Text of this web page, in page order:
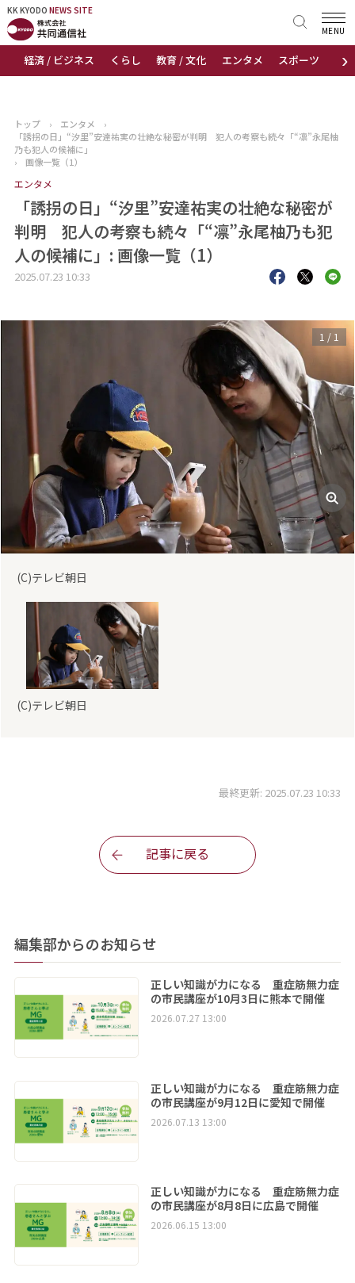
KK KYODO NEWS SITE
›
経済 / ビジネス くらし 教育 / 文化 エンタメ スポーツ 地域
MENU
KK KYODONEWS SITE
トップページ
ニュース
おすすめコンテンツ
出版物
会社概要
トップ › エンタメ
›
「誘拐の日」“汐里”安達祐実の壮絶な秘密が判明 犯人の考察も続々「“凛”永尾柚
乃も犯人の候補に」
›
画像一覧（1）
エンタメ
「誘拐の日」“汐里”安達祐実の壮絶な秘密が
判明 犯人の考察も続々「“凛”永尾柚乃も犯
人の候補に」: 画像一覧（1）
2025.07.23 10:33
(C)テレビ朝日
1 / 1
(C)テレビ朝日
最終更新: 2025.07.23 10:33
記事に戻る
編集部からのお知らせ
正しい知識が力になる 重症筋無力症
の市民講座が10月3日に熊本で開催
2026.07.27 13:00
正しい知識が力になる 重症筋無力症
の市民講座が9月12日に愛知で開催
2026.07.13 13:00
正しい知識が力になる 重症筋無力症
の市民講座が8月8日に広島で開催
2026.06.15 13:00